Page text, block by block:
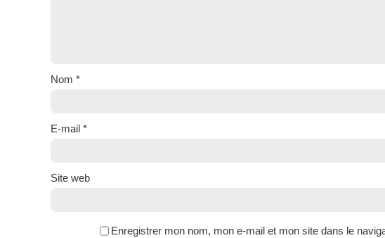
Nom *
E-mail *
Site web
Enregistrer mon nom, mon e-mail et mon site dans le